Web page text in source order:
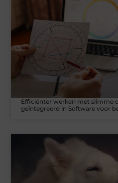
Efficiënter werken met slimme
geïntegreerd in Software voor